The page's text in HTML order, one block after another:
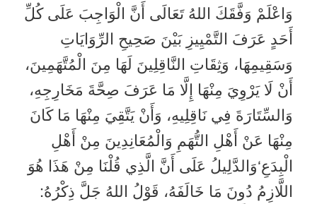
وَاعْلَمْ وَفَّقَكَ اللهُ تَعَالَى أَنَّ الْوَاجِبَ عَلَى كُلِّ
أَحَدٍ عَرَفَ التَّمْيِيزِ بَيْنَ صَحِيحِ الرِّوَايَاتِ
وَسَقِيمِهَا، وَثِقَاتِ النَّاقِلِينَ لَهَا مِنَ الْمُتَّهَمِينَ،
أَنْ لَا يَرْوِيَ مِنْهَا إِلَّا مَا عَرَفَ صِحَّةَ مَخَارِجِهِ،
وَالسِّتَارَةَ فِي نَاقِلِيهِ، وَأَنْ يَتَّقِيَ مِنْهَا مَا كَانَ
مِنْهَا عَنْ أَهْلِ التُّهَمِ وَالْمُعَانِدِينَ مِنْ أَهْلِ
الْبِدَعِ‘وَالدَّلِيلُ عَلَى أَنَّ الَّذِي قُلْنَا مِنْ هَذَا هُوَ
اللَّازِمُ دُونَ مَا خَالَفَهُ، قَوْلُ اللهُ جَلَّ ذِكْرُهُ: